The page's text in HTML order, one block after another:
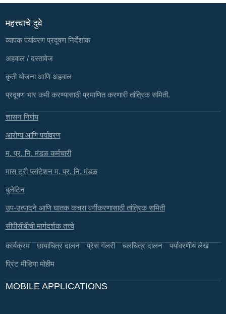
महत्त्वाचे दुवे
व्यापक पर्यावरण प्रदूषण निर्देशांक
अहवाल / दस्तावेज
कृती योजना आणि अहवाल
प्रदूषण भार कमी करण्यासाठी प्रमाणित करणारी तांत्रिक समिती.
शासन निर्णय
आरोग्य आणि पर्यावरण
म. प्र. नि. मंडळ कर्मचारी
मास ट्री प्लांटेशन म. प्र. नि. मंडळ
बुलेटिन
उप-उत्पादने आणि घातक कचरा वर्गीकरणासाठी तांत्रिक समिती
सीपीसीबीची मार्गदर्शक तत्त्वे
कार्यक्रम छायाचित्र दालन प्रेस गॅलरी चलचित्र दालन पर्यावरणीय लेख
प्रिंट मीडिया मोहीम
MOBILE APPLICATIONS